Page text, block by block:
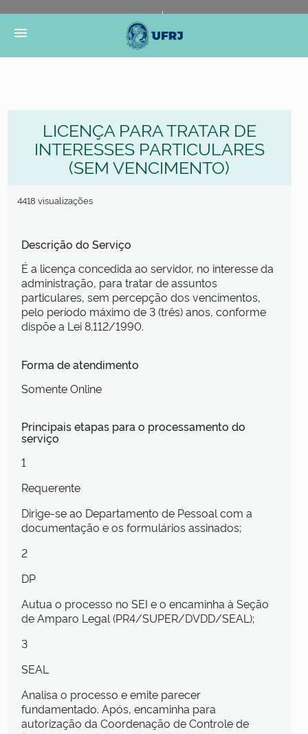
Portal do Governo Brasileiro
Governo
menu
LICENÇA PARA TRATAR DE
INTERESSES PARTICULARES
(SEM VENCIMENTO)
4418 visualizações
Descrição do Serviço
É a licença concedida ao servidor, no interesse da
administração, para tratar de assuntos
particulares, sem percepção dos vencimentos,
pelo período máximo de 3 (três) anos, conforme
dispõe a Lei 8.112/1990.
Forma de atendimento
Somente Online
Principais etapas para o processamento do
serviço
1
Requerente
Dirige-se ao Departamento de Pessoal com a
documentação e os formulários assinados;
2
DP
Autua o processo no SEI e o encaminha à Seção
de Amparo Legal (PR4/SUPER/DVDD/SEAL);
3
SEAL
Analisa o processo e emite parecer
fundamentado. Após, encaminha para
autorização da Coordenação de Controle de